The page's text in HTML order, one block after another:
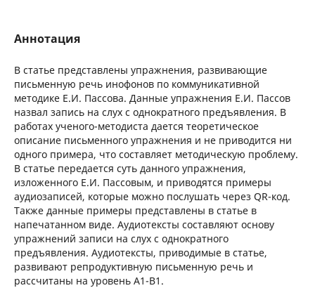
Аннотация
В статье представлены упражнения, развивающие
письменную речь инофонов по коммуникативной
методике Е.И. Пассова. Данные упражнения Е.И. Пассов
назвал запись на слух с однократного предъявления. В
работах ученого-методиста дается теоретическое
описание письменного упражнения и не приводится ни
одного примера, что составляет методическую проблему.
В статье передается суть данного упражнения,
изложенного Е.И. Пассовым, и приводятся примеры
аудиозаписей, которые можно послушать через QR-код.
Также данные примеры представлены в статье в
напечатанном виде. Аудиотексты составляют основу
упражнений записи на слух с однократного
предъявления. Аудиотексты, приводимые в статье,
развивают репродуктивную письменную речь и
рассчитаны на уровень А1-В1.